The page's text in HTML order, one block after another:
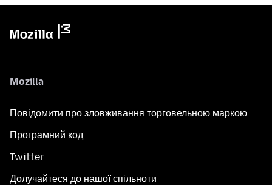
Mozilla
Повідомити про зловживання торговельною маркою
Програмний код
Twitter
Долучайтеся до нашої спільноти